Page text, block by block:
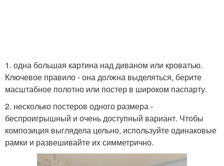
1. одна большая картина над диваном или кроватью.
Ключевое правило - она должна выделяться, берите
масштабное полотно или постер в широком паспарту.
2. несколько постеров одного размера -
беспроигрышный и очень доступный вариант. Чтобы
композиция выглядела цельно, используйте одинаковые
рамки и развешивайте их симметрично.